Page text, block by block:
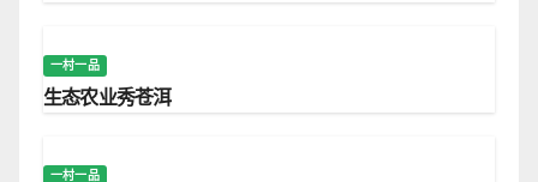
一村一品
生态农业秀苍洱
一村一品